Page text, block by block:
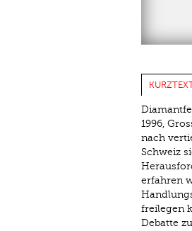
1996,
nach
Schweiz
erfahren
freilegen
Debatte